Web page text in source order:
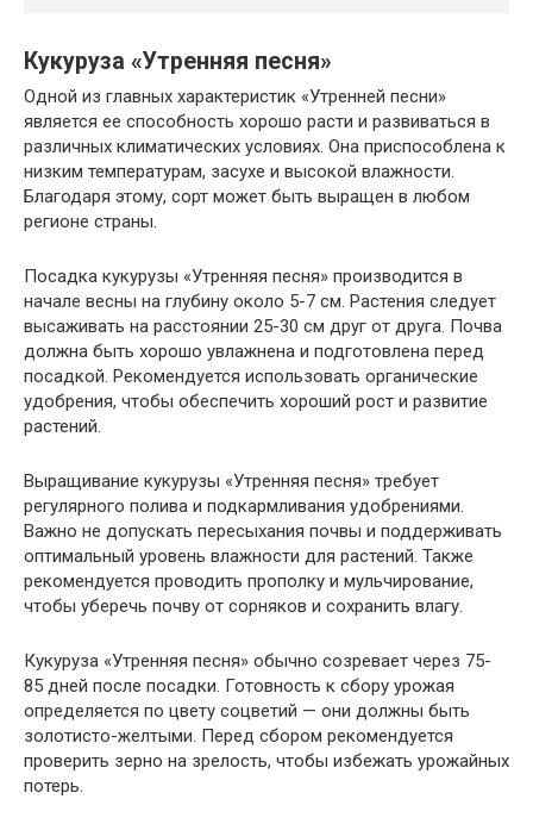
Кукуруза «Утренняя песня»
Одной из главных характеристик «Утренней песни»
является ее способность хорошо расти и развиваться в
различных климатических условиях. Она приспособлена к
низким температурам, засухе и высокой влажности.
Благодаря этому, сорт может быть выращен в любом
регионе страны.
Посадка кукурузы «Утренняя песня» производится в
начале весны на глубину около 5-7 см. Растения следует
высаживать на расстоянии 25-30 см друг от друга. Почва
должна быть хорошо увлажнена и подготовлена перед
посадкой. Рекомендуется использовать органические
удобрения, чтобы обеспечить хороший рост и развитие
растений.
Выращивание кукурузы «Утренняя песня» требует
регулярного полива и подкармливания удобрениями.
Важно не допускать пересыхания почвы и поддерживать
оптимальный уровень влажности для растений. Также
рекомендуется проводить прополку и мульчирование,
чтобы уберечь почву от сорняков и сохранить влагу.
Кукуруза «Утренняя песня» обычно созревает через 75-
85 дней после посадки. Готовность к сбору урожая
определяется по цвету соцветий — они должны быть
золотисто-желтыми. Перед сбором рекомендуется
проверить зерно на зрелость, чтобы избежать урожайных
потерь.